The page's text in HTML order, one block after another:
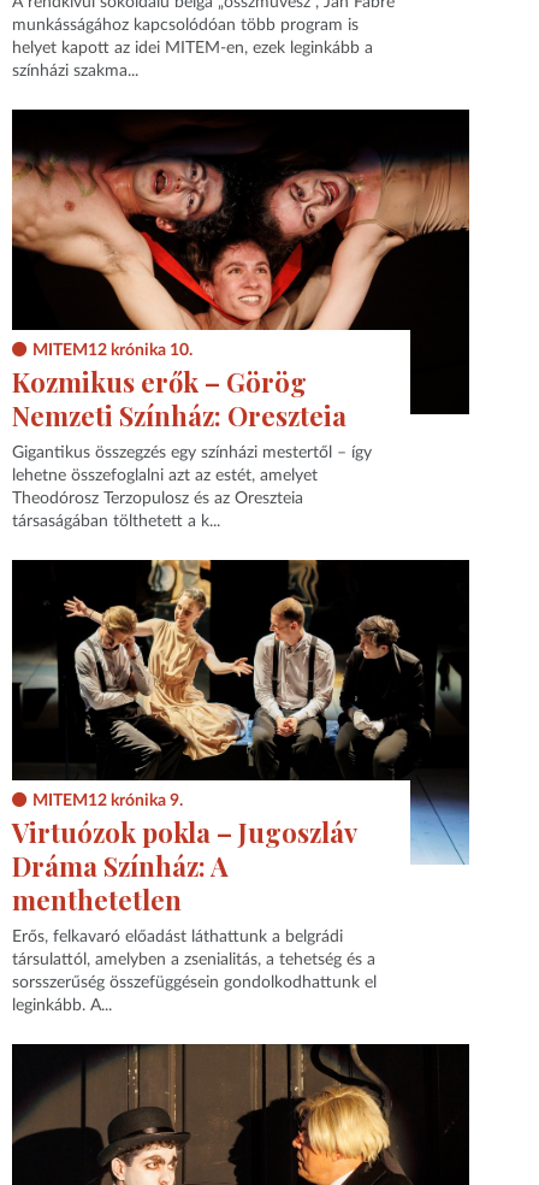
munkásságához kapcsolódóan több program is
helyet kapott az idei MITEM-en, ezek leginkább a
színházi szakma...
MITEM12 krónika 10.
Kozmikus erők – Görög
Nemzeti Színház: Oreszteia
Gigantikus összegzés egy színházi mestertől – így
lehetne összefoglalni azt az estét, amelyet
Theodórosz Terzopulosz és az Oreszteia
társaságában tölthetett a k...
MITEM12 krónika 9.
Virtuózok pokla – Jugoszláv
Dráma Színház: A
menthetetlen
Erős, felkavaró előadást láthattunk a belgrádi
társulattól, amelyben a zsenialitás, a tehetség és a
sorsszerűség összefüggésein gondolkodhattunk el
leginkább. A...